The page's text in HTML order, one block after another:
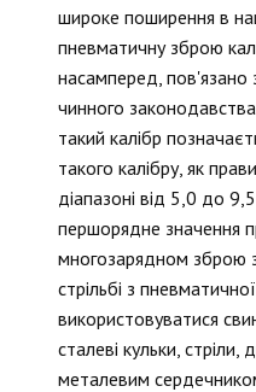
широке поширення в
пневматичну зброю
насамперед, пов'язано
чинного законодавства.
такий калібр
такого калібру, як
діапазоні від 5,0 до
першорядне значення
многозарядном зброю
стрільбі з
використовуватися
сталеві кульки, стріли,
металевим